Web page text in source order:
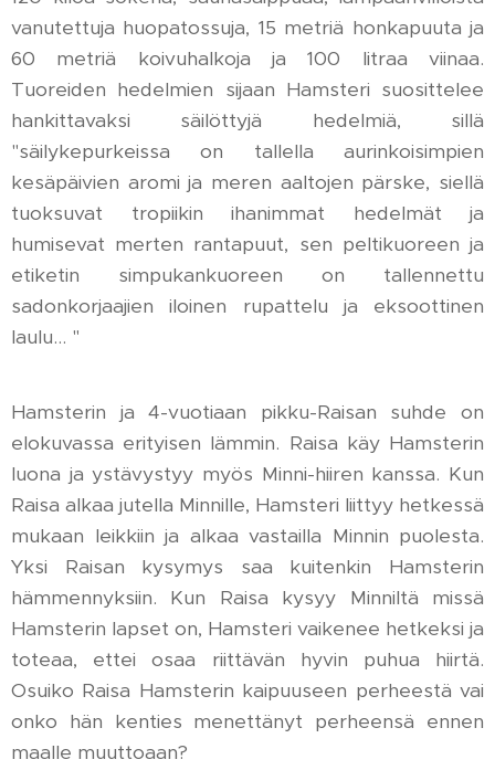
vanutettuja huopatossuja, 15 metriä honkapuuta ja
60 metriä koivuhalkoja ja 100 litraa viinaa.
Tuoreiden hedelmien sijaan Hamsteri suosittelee
hankittavaksi säilöttyjä hedelmiä, sillä
"säilykepurkeissa on tallella aurinkoisimpien
kesäpäivien aromi ja meren aaltojen pärske, siellä
tuoksuvat tropiikin ihanimmat hedelmät ja
humisevat merten rantapuut, sen peltikuoreen ja
etiketin simpukankuoreen on tallennettu
sadonkorjaajien iloinen rupattelu ja eksoottinen
laulu… "
Hamsterin ja 4-vuotiaan pikku-Raisan suhde on
elokuvassa erityisen lämmin. Raisa käy Hamsterin
luona ja ystävystyy myös Minni-hiiren kanssa. Kun
Raisa alkaa jutella Minnille, Hamsteri liittyy hetkessä
mukaan leikkiin ja alkaa vastailla Minnin puolesta.
Yksi Raisan kysymys saa kuitenkin Hamsterin
hämmennyksiin. Kun Raisa kysyy Minniltä missä
Hamsterin lapset on, Hamsteri vaikenee hetkeksi ja
toteaa, ettei osaa riittävän hyvin puhua hiirtä.
Osuiko Raisa Hamsterin kaipuuseen perheestä vai
onko hän kenties menettänyt perheensä ennen
maalle muuttoaan?